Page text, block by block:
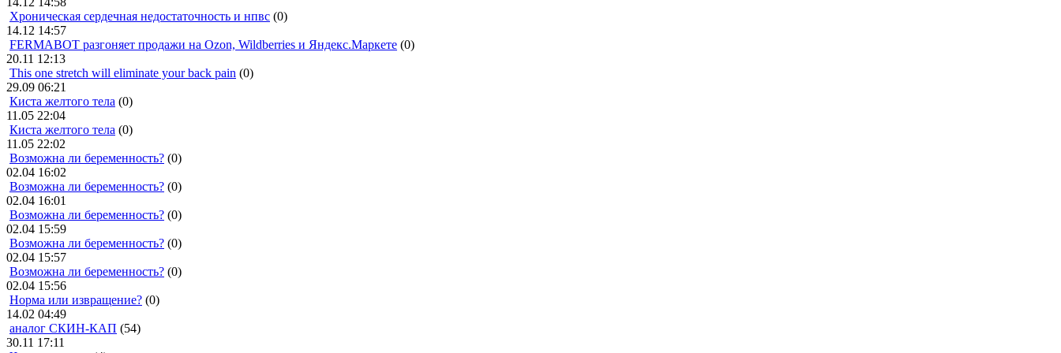
Хроническая сердечная недостаточность и нпвс (0)
14.12 14:57
FERMABOT разгоняет продажи на Ozon, Wildberries и Яндекс.Маркете (0)
20.11 12:13
This one stretch will eliminate your back pain (0)
29.09 06:21
Киста желтого тела (0)
11.05 22:04
Киста желтого тела (0)
11.05 22:02
Возможна ли беременность? (0)
02.04 16:02
Возможна ли беременность? (0)
02.04 16:01
Возможна ли беременность? (0)
02.04 15:59
Возможна ли беременность? (0)
02.04 15:57
Возможна ли беременность? (0)
02.04 15:56
Норма или извращение? (0)
14.02 04:49
аналог СКИН-КАП (54)
30.11 17:11